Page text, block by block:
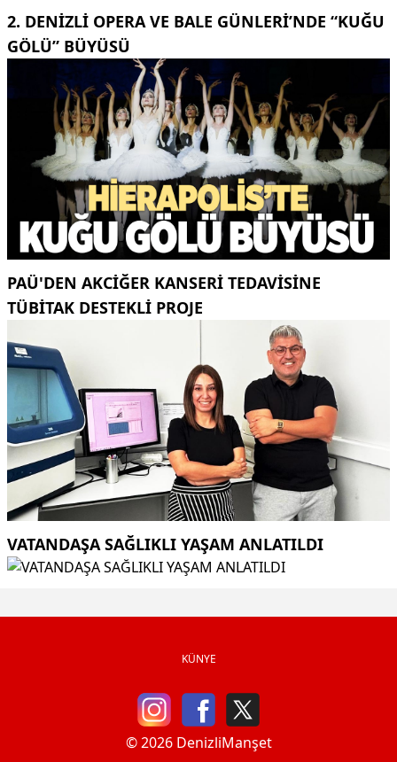
2. DENIZLI OPERA VE BALE GÜNLERI’NDE “KUĞU
GÖLÜ” BÜYÜSÜ
PAÜ'DEN AKCİĞER KANSERİ TEDAVİSİNE
TÜBİTAK DESTEKLİ PROJE
VATANDAŞA SAĞLIKLI YAŞAM ANLATILDI
KÜNYE
© 2026 DenizliManşet